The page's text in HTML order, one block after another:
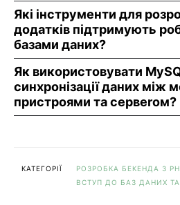
Які інструменти для
додатків підтримують
базами даних?
Як використовувати
синхронізації даних між
пристроями та сервеrом?
КАТЕГОРІЇ
РОЗРОБКА БЕКЕНДА З
ВСТУП ДО БАЗ ДАНИХ ТА